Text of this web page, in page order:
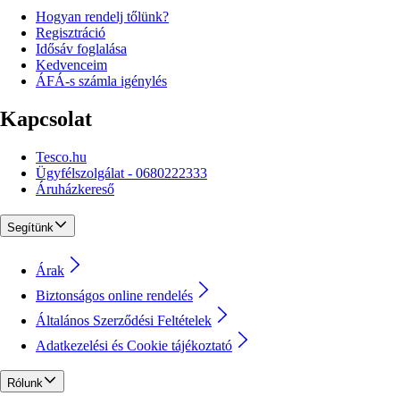
Hogyan rendelj tőlünk?
Regisztráció
Idősáv foglalása
Kedvenceim
ÁFÁ-s számla igénylés
Kapcsolat
Tesco.hu
Ügyfélszolgálat - 0680222333
Áruházkereső
Segítünk
Árak
Biztonságos online rendelés
Általános Szerződési Feltételek
Adatkezelési és Cookie tájékoztató
Rólunk